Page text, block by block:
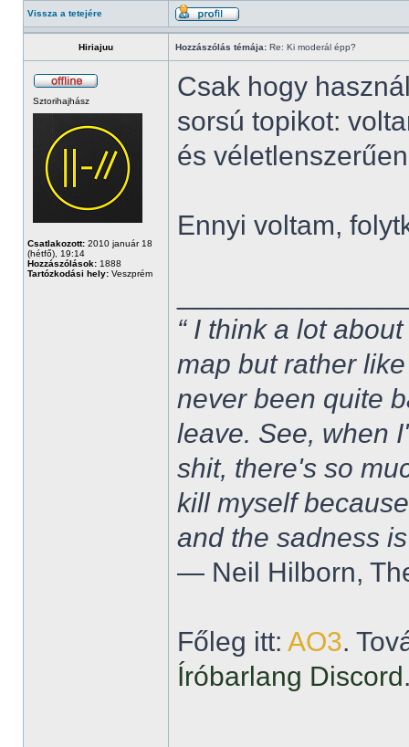
Vissza a tetejére
Hiriajuu Hozzászólás témája: Re: Ki moderál épp?
Sztorihajhász
Csatlakozott: 2010 január 18
(hétfő), 19:14
Hozzászólások: 1888
Tartózkodási hely: Veszprém
Csak hogy
sorsú topikot:
és
Ennyi voltam,
“ I think a lot
map but rather
never been quite
leave. See, when
shit, there's so
kill myself
and the sadness
― Neil Hilborn,
Főleg itt: AO3.
Íróbarlang Discord